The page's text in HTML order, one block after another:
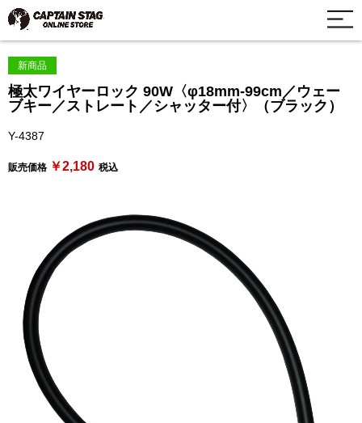
新商品
極太ワイヤーロック 90W〈φ18mm-99cm／ウェー
ブキー／ストレート／シャッター付〉（ブラック）
Y-4387
販売価格 ￥2,180 税込